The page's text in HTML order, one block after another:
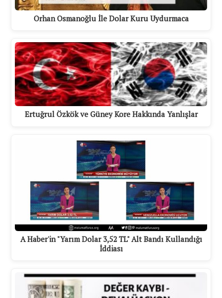
Orhan Osmanoğlu İle Dolar Kuru Uydurmaca
Ertuğrul Özkök ve Güney Kore Hakkında Yanlışlar
A Haber'in "Yarım Dolar 3,52 TL" Alt Bandı Kullandığı
İddiası